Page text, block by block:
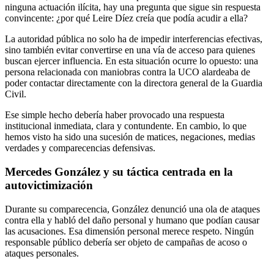
ninguna actuación ilícita, hay una pregunta que sigue sin respuesta
convincente: ¿por qué Leire Díez creía que podía acudir a ella?
La autoridad pública no solo ha de impedir interferencias efectivas,
sino también evitar convertirse en una vía de acceso para quienes
buscan ejercer influencia. En esta situación ocurre lo opuesto: una
persona relacionada con maniobras contra la UCO alardeaba de
poder contactar directamente con la directora general de la Guardia
Civil.
Ese simple hecho debería haber provocado una respuesta
institucional inmediata, clara y contundente. En cambio, lo que
hemos visto ha sido una sucesión de matices, negaciones, medias
verdades y comparecencias defensivas.
Mercedes González y su táctica centrada en la
autovictimización
Durante su comparecencia, González denunció una ola de ataques
contra ella y habló del daño personal y humano que podían causar
las acusaciones. Esa dimensión personal merece respeto. Ningún
responsable público debería ser objeto de campañas de acoso o
ataques personales.